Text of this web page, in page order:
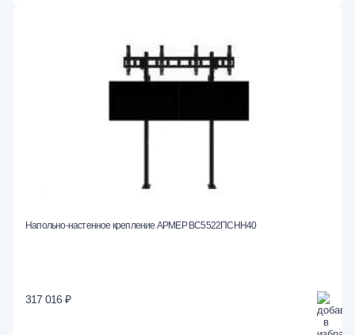
Напольно-настенное крепление АРМЕР ВС5522ПСНН40
317 016 ₽